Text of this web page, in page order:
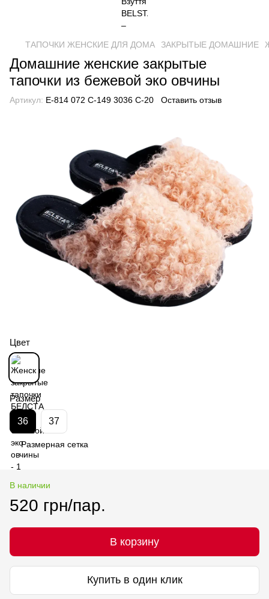
ТАПОЧКИ ЖЕНСКИЕ ДЛЯ ДОМА ЗАКРЫТЫЕ ДОМАШНИЕ
Домашние женские закрытые
тапочки из бежевой эко овчины
Артикул: Е-814 072 С-149 3036 С-20 Оставить отзыв
Цвет
Размер
36 37
Размерная сетка
В наличии
520 грн/пар.
В корзину
Купить в один клик